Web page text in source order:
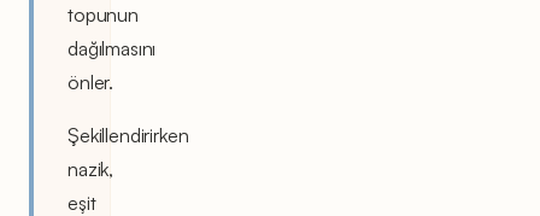
topunun
dağılmasını
önler.
Şekillendirirken
nazik,
eşit